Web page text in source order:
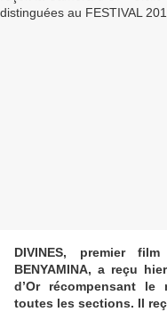
DIVINES, premier
BENYAMINA, a reçu
d’Or récompensant
toutes les sections. Il